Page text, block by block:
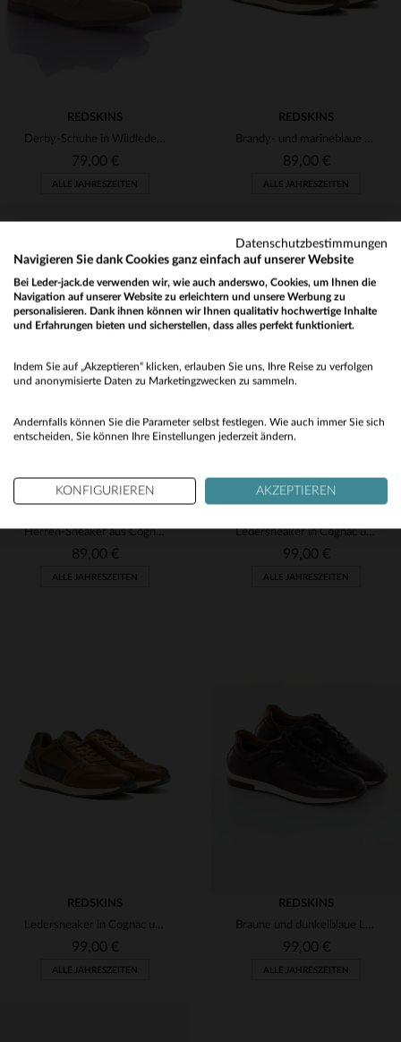
VERFÜGBARE GRÖSSEN
40
REDSKINS
Derby-Schuhe in Wildleder-Optik Redskins
79,00 €
ALLE JAHRESZEITEN
VERFÜGBARE GRÖSSEN
41
REDSKINS
Brandy- und marineblaue Ledersneaker mit geprägtem Logo
89,00 €
ALLE JAHRESZEITEN
Herren-Sneaker aus Cognac- und Marineleder
89,00 €
ALLE JAHRESZEITEN
VERFÜGBARE GRÖSSEN
Ledersneaker in Cognac und Marineblau
99,00 €
ALLE JAHRESZEITEN
REDSKINS
Ledersneaker in Cognac und Marineblau mit Schnürsenkeln und seitlichem Reißverschluss
99,00 €
ALLE JAHRESZEITEN
REDSKINS
Braune und dunkelblaue Ledersneaker
99,00 €
ALLE JAHRESZEITEN
No
Datenschutzbestimmungen
Navigieren Sie dank Cookies ganz einfach auf unserer Website
Bei Leder-jack.de verwenden wir, wie auch anderswo, Cookies, um Ihnen die
Navigation auf unserer Website zu erleichtern und unsere Werbung zu
personalisieren. Dank ihnen können wir Ihnen qualitativ hochwertige Inhalte
und Erfahrungen bieten und sicherstellen, dass alles perfekt funktioniert.
Indem Sie auf „Akzeptieren“ klicken, erlauben Sie uns, Ihre Reise zu verfolgen
und anonymisierte Daten zu Marketingzwecken zu sammeln.
Andernfalls können Sie die Parameter selbst festlegen. Wie auch immer Sie sich
entscheiden, Sie können Ihre Einstellungen jederzeit ändern.
KONFIGURIEREN AKZEPTIEREN